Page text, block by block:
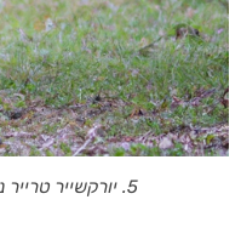
5. יורקשייר טרייר נושא מקל כפול מגודלו